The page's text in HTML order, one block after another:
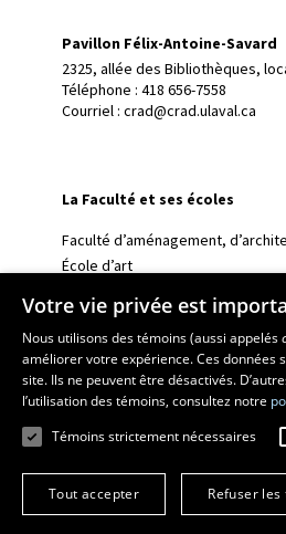
Pavillon Félix-Antoine-Savard
2325, allée des Bibliothèques,
Téléphone : 418 656-7558
Courriel : crad@crad.ulaval.ca
La Faculté et ses écoles
Faculté d’aménagement,
École d’art
École d’architecture
École de design
Votre vie privée est
Nous utilisons des témoins (aussi appelés
améliorer votre expérience. Ces données
site. Ils ne peuvent être désactivés.
l’utilisation des témoins, consultez notre
Témoins strictement nécessaires
Tout accepter Refuser